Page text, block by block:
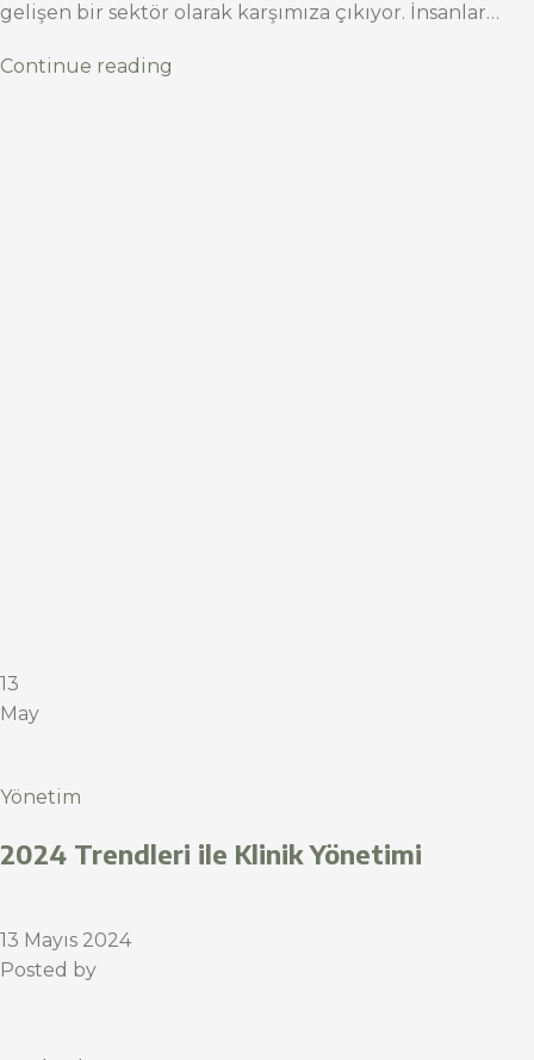
gelişen bir sektör olarak karşımıza çıkıyor. İnsanlar…
Continue reading
13
May
Yönetim
2024 Trendleri ile Klinik Yönetimi
13 Mayıs 2024
Posted by